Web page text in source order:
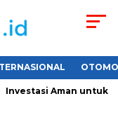
Aman untuk